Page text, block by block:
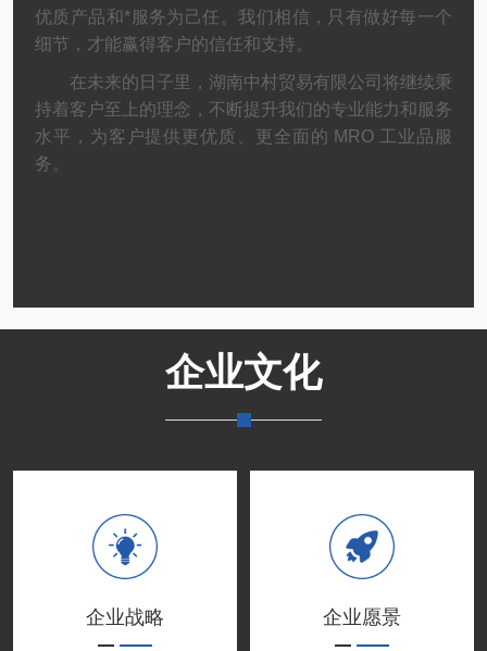
优质产品和*服务为己任。我们相信，只有做好每一个
细节，才能赢得客户的信任和支持。
在未来的日子里，湖南中村贸易有限公司将继续秉
持着客户至上的理念，不断提升我们的专业能力和服务
水平，为客户提供更优质、更全面的 MRO 工业品服
务。
企业文化
企业战略 企业愿景